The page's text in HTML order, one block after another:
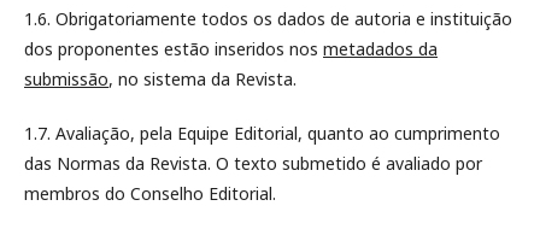
1.6. Obrigatoriamente todos os dados de autoria e instituição
dos proponentes estão inseridos nos metadados da
submissão, no sistema da Revista.
1.7. Avaliação, pela Equipe Editorial, quanto ao cumprimento
das Normas da Revista. O texto submetido é avaliado por
membros do Conselho Editorial.